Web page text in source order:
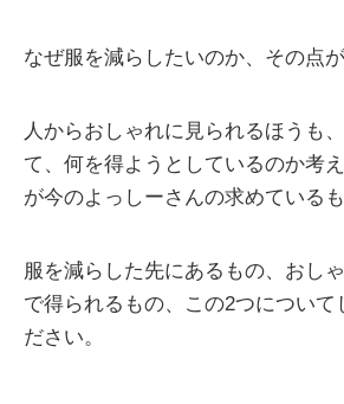
なぜ服を減らしたいのか、その点が
人からおしゃれに見られるほうも
て、何を得ようとしているのか考
が今のよっしーさんの求めているも
服を減らした先にあるもの、おし
で得られるもの、この2つについて
ださい。